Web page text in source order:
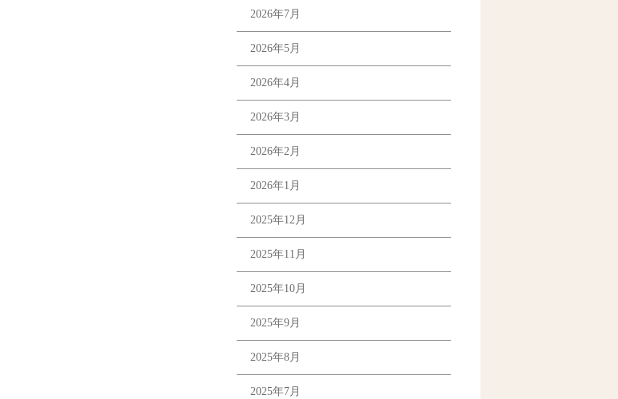
2026年7月
2026年5月
2026年4月
2026年3月
2026年2月
2026年1月
2025年12月
2025年11月
2025年10月
2025年9月
2025年8月
2025年7月